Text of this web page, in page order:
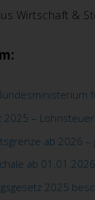
Wirtschaft &
2025 –
ab 2026
ab 01.01.2026
2025